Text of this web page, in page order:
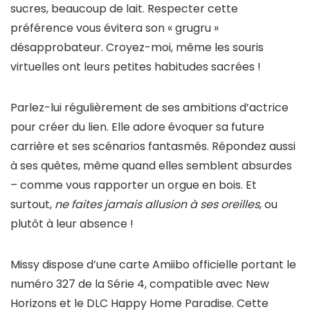
sucres, beaucoup de lait. Respecter cette
préférence vous évitera son « grugru »
désapprobateur. Croyez-moi, même les souris
virtuelles ont leurs petites habitudes sacrées !
Parlez-lui régulièrement de ses ambitions d’actrice
pour créer du lien. Elle adore évoquer sa future
carrière et ses scénarios fantasmés. Répondez aussi
à ses quêtes, même quand elles semblent absurdes
– comme vous rapporter un orgue en bois. Et
surtout, ne faites jamais allusion à ses oreilles, ou
plutôt à leur absence !
Missy dispose d’une carte Amiibo officielle portant le
numéro 327 de la Série 4, compatible avec New
Horizons et le DLC Happy Home Paradise. Cette